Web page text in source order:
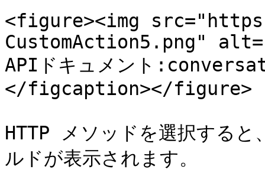
<figure><img
CustomAction5.png"
APIドキュメント
</figcaption></figure>
HTTP メソッドを選択すると
ルドが表示されます。